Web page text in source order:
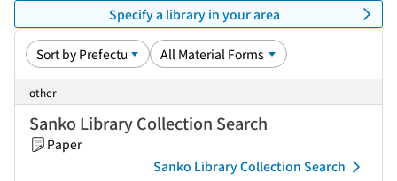
Specify a library in your area
other
Sanko Library Collection Search
Paper
Sanko Library Collection Search